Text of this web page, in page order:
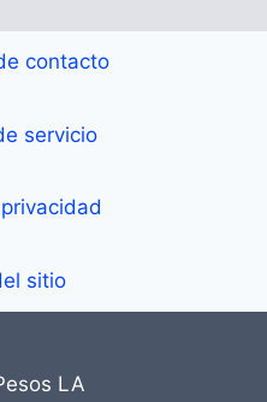
contacto
servicio
sitio
LA